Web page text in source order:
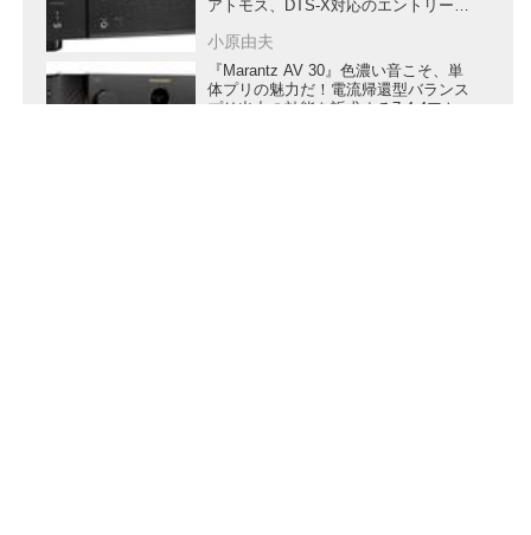
アトモス、DTS-X対応のエントリー＆
場
小原由夫
『Marantz AV 30』色濃い音こそ、単
体プリの魅力だ！電流帰還型バランス
プリ出力の効能を訴求する7.4.4アト